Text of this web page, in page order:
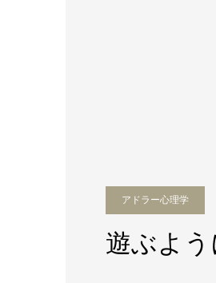
アドラー心理学
遊ぶよ